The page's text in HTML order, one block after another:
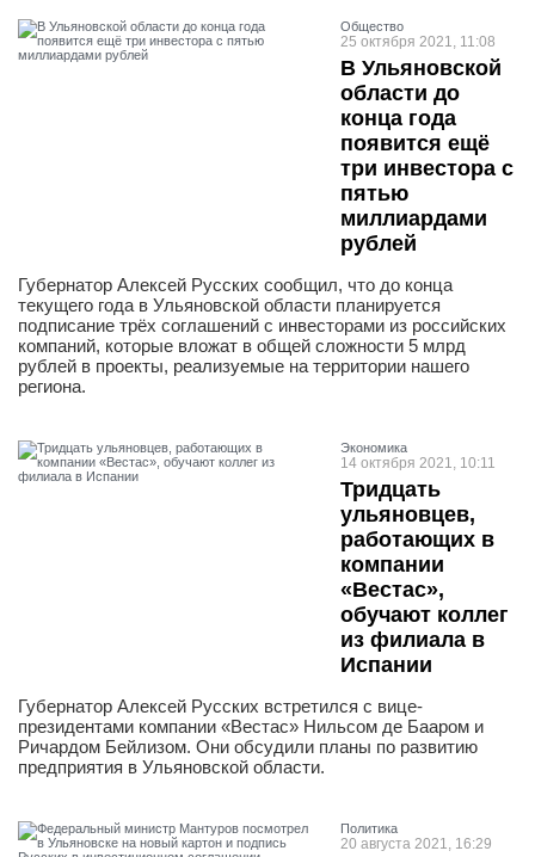
Общество
25 октября 2021, 11:08
В Ульяновской
области до
конца года
появится ещё
три инвестора с
пятью
миллиардами
рублей
Губернатор Алексей Русских сообщил, что до конца
текущего года в Ульяновской области планируется
подписание трёх соглашений с инвесторами из российских
компаний, которые вложат в общей сложности 5 млрд
рублей в проекты, реализуемые на территории нашего
региона.
Экономика
14 октября 2021, 10:11
Тридцать
ульяновцев,
работающих в
компании
«Вестас»,
обучают коллег
из филиала в
Испании
Губернатор Алексей Русских встретился с вице-
президентами компании «Вестас» Нильсом де Бааром и
Ричардом Бейлизом. Они обсудили планы по развитию
предприятия в Ульяновской области.
Политика
20 августа 2021, 16:29